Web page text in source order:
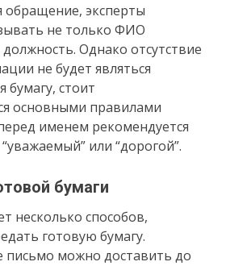
обращение, эксперты
не только ФИО
Однако отсутствие
не будет являться
бумагу, стоит
основными правилами
именем рекомендуется
или “дорогой”.
бумаги
несколько способов,
готовую бумагу.
письмо можно доставить до